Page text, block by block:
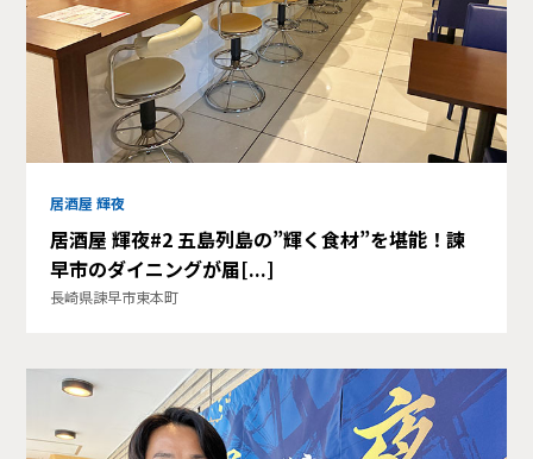
居酒屋 輝夜
居酒屋 輝夜#2 五島列島の”輝く食材”を堪能！諫
早市のダイニングが届[...]
長崎県諫早市東本町